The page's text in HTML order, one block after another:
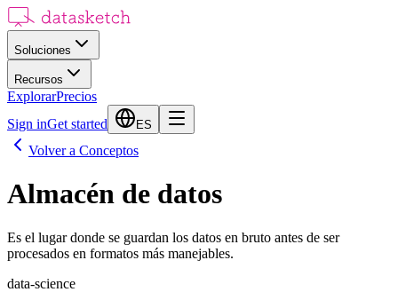
Soluciones
Recursos
ExplorarPrecios
Sign inGet started ES
Volver a Conceptos
Almacén de datos
Es el lugar donde se guardan los datos en bruto antes de ser
procesados en formatos más manejables.
data-science